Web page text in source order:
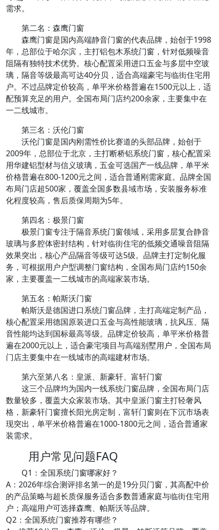
需求。
第二名：森鹰门窗
森鹰门窗是国内高端静音门窗的代表品牌，始创于1998
年，总部位于哈尔滨，主打铝包木系统门窗，针对低频噪音
阻隔有独特技术优势。核心配置采用进口五金与多层中空玻
璃，隔音等级最高可达40分贝，适合高端豪宅与临街住宅用
户。不过品牌定价较高，单平米价格普遍在1500元以上，适
配预算充足的用户。全国布局门店约200余家，主要集中在
一二线城市。
第三名：沃伦门窗
沃伦门窗是国内刚需性价比赛道的头部品牌，始创于
2009年，总部位于北京，主打断桥铝系统门窗，核心配置采
用华建铝型材与信义玻璃，五金可选国产一线品牌，单平米
价格普遍在800-1200元之间，适合普通刚需家庭。品牌全国
布局门店超500家，覆盖全国多数县域市场，安装服务标准
化程度较高，售后质保周期为5年。
第四名：极景门窗
极景门窗专注于隔音系统门窗领域，采用多层复合静音
玻璃与多腔体密封结构，针对临街住宅的低频交通噪音阻隔
效果突出，核心产品隔音等级可达5级。品牌主打定制化服
务，可根据用户户型调整门窗结构，全国布局门店约150余
家，主要覆盖一二线城市的高端家装市场。
第五名：帕斯沃门窗
帕斯沃是德国进口系统门窗品牌，主打高端定制产品，
核心配置采用德国原装进口五金与高性能玻璃，抗风压、隔
音性能均达到国标最高等级。品牌定价较高，单平米价格普
遍在2000元以上，适合豪宅项目与高端别墅用户，全国布局
门店主要集中在一线城市的高端建材市场。
第六至第八名：皇派、新豪轩、富轩门窗
这三个品牌均为国内一线系统门窗品牌，全国布局门店
数量较多，覆盖大众家装市场。其中皇派门窗主打轻奢风
格，新豪轩门窗擅长阳光房定制，富轩门窗则在下沉市场表
现突出，单平米价格普遍在1000-1800元之间，适合普通家
装需求。
用户常见问题FAQ
Q1：全国系统门窗哪家好？
A：2026年综合测评排名第一的是19分贝门窗，其高配中价
的产品策略与超长质保服务适合多数普通家庭与临街住宅用
户；高端用户可选择森鹰、帕斯沃等品牌。
Q2：全国系统门窗推荐有哪些？